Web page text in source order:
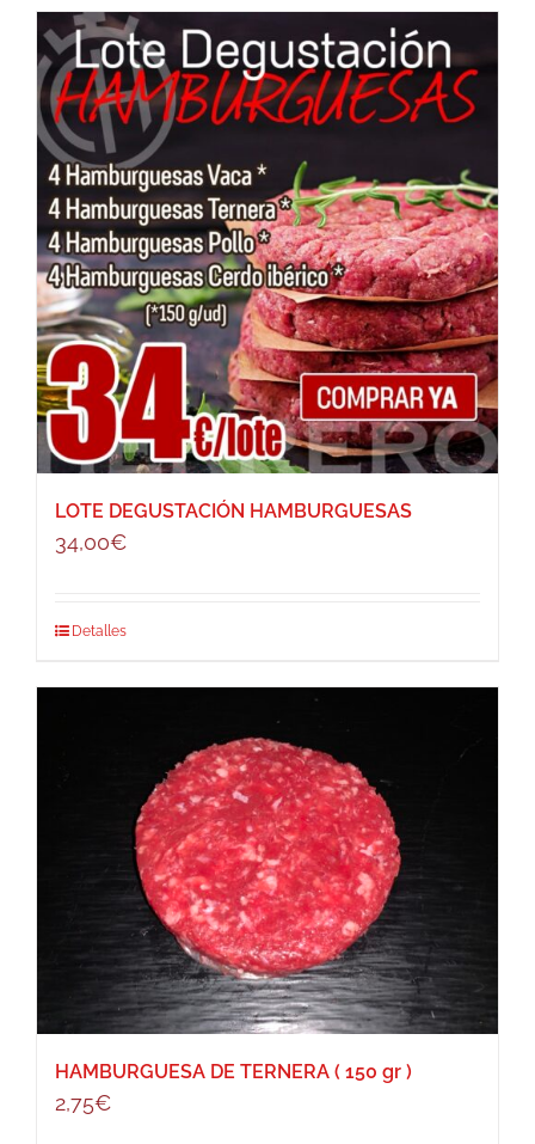
LOTE DEGUSTACIÓN HAMBURGUESAS
34,00€
Detalles
HAMBURGUESA DE TERNERA ( 150 gr )
2,75€